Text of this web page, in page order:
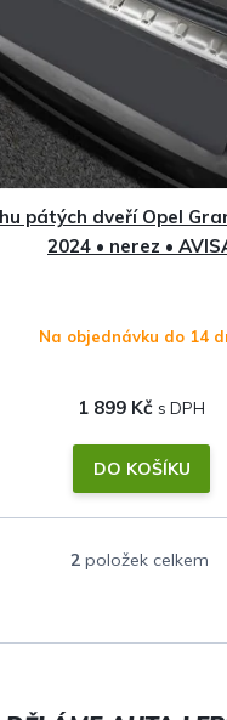
pátých dveří Opel
2024 • nerez •
Na objednávku do 14
1 899 Kč
DO KOŠÍKU
O
l
2 položek celkem